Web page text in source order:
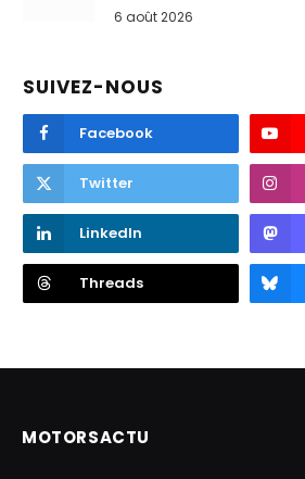
6 août 2026
SUIVEZ-NOUS
Facebook
Twitter
LinkedIn
Threads
MOTORSACTU